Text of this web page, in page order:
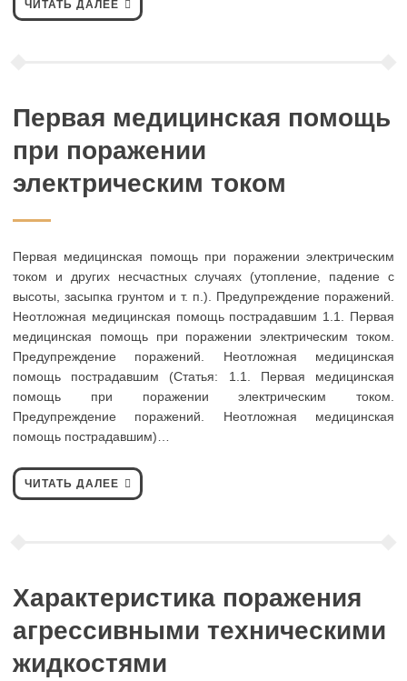
ЧИТАТЬ ДАЛЕЕ
Первая медицинская помощь
при поражении
электрическим током
Первая медицинская помощь при поражении электрическим
током и других несчастных случаях (утопление, падение с
высоты, засыпка грунтом и т. п.). Предупреждение поражений.
Неотложная медицинская помощь пострадавшим 1.1. Первая
медицинская помощь при поражении электрическим током.
Предупреждение поражений. Неотложная медицинская
помощь пострадавшим (Статья: 1.1. Первая медицинская
помощь при поражении электрическим током.
Предупреждение поражений. Неотложная медицинская
помощь пострадавшим)…
ЧИТАТЬ ДАЛЕЕ
Характеристика поражения
агрессивными техническими
жидкостями